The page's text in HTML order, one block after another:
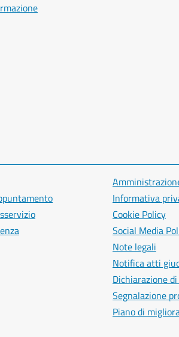
Informativa
Cookie Policy
Social Media
Note legali
Notifica atti
Dichiarazione
Segnalazione
Piano di